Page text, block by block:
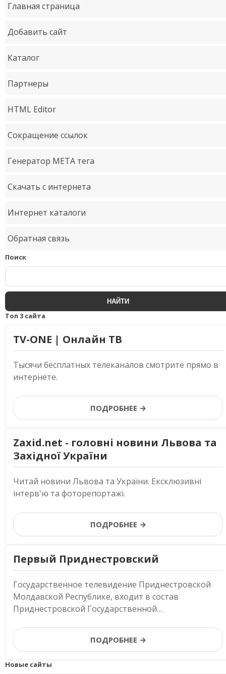
Главная страница
Добавить сайт
Каталог
Партнеры
HTML Editor
Сокращение ссылок
Генератор META тега
Скачать с интернета
Интернет каталоги
Обратная связь
Поиск
Топ 3 сайта
TV-ONE | Онлайн ТВ
Тысячи бесплатных телеканалов смотрите прямо в
интернете.
ПОДРОБНЕЕ →
Zaxid.net - головні новини Львова та
Західної України
Читай новини Львова та України. Ексклюзивні
інтерв'ю та фоторепортажі.
ПОДРОБНЕЕ →
Первый Приднестровский
Государственное телевидение Приднестровской
Молдавской Республике, входит в состав
Приднестровской Государственной
ПОДРОБНЕЕ →
Новые сайты